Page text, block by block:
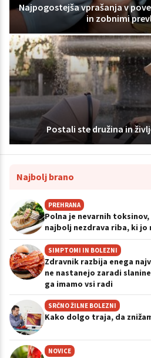
Najpogostejša vprašanja v
in zobnimi
Postali ste družina in
Najbolj brano
PREHRANA
Polna je nevarnih
najbolj nezdrava riba, ki jo
SIMPTOMI IN BOLEZNI
Zdravnik razbija enega
ne nastanejo zaradi
ga imamo vsi radi
SRČNO ŽILNE BOLEZNI
Kako dolgo traja, da
NOVICE